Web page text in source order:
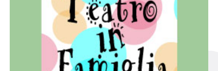
Teatro In Famiglia è una rassegna di teatro concepita
per far condividere e godere del teatro all’intera
famiglia.
Continua